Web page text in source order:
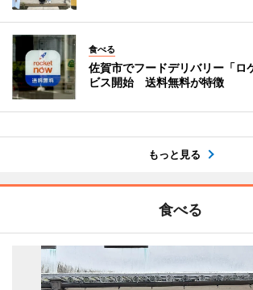
食べる
佐賀市でフードデリバリー「ロ
ビス開始 送料無料が特徴
もっと見る
食べる